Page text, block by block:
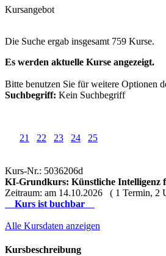
Kursangebot
Die Suche ergab insgesamt 759 Kurse.
Es werden aktuelle Kurse angezeigt.
Bitte benutzen Sie für weitere Optionen
Suchbegriff: Kein Suchbegriff
21 22 23 24 25
Kurs-Nr.: 5036206d
KI-Grundkurs: Künstliche Intelligenz
Zeitraum: am 14.10.2026 ( 1 Termin, 2
Kurs ist buchbar
Alle Kursdaten anzeigen
Kursbeschreibung